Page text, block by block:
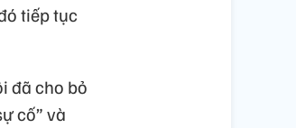
tiếp tục
đã cho bỏ
cố” và